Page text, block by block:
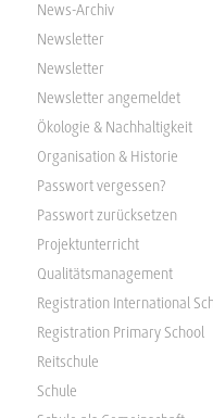
News-Archiv
Newsletter
Newsletter
Newsletter angemeldet
Ökologie & Nachhaltigkeit
Organisation & Historie
Passwort vergessen?
Passwort zurücksetzen
Projektunterricht
Qualitätsmanagement
Registration International
Registration Primary School
Reitschule
Schule